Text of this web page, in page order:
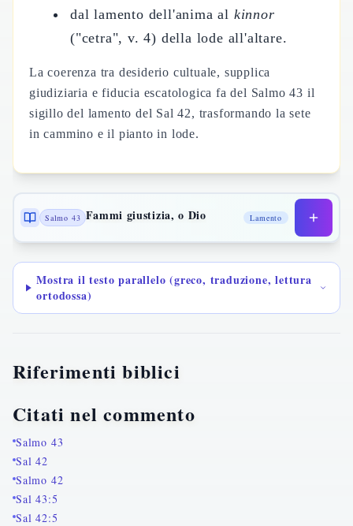
dal lamento dell'anima al kinnor
("cetra", v. 4) della lode all'altare.
La coerenza tra desiderio cultuale, supplica
giudiziaria e fiducia escatologica fa del Salmo 43 il
sigillo del lamento del Sal 42, trasformando la sete
in cammino e il pianto in lode.
Salmo 43 Fammi giustizia, o Dio Lamento
Mostra il testo parallelo (greco, traduzione, lettura
ortodossa)
Riferimenti biblici
Citati nel commento
Salmo 43
Sal 42
Salmo 42
Sal 43:5
Sal 42:5